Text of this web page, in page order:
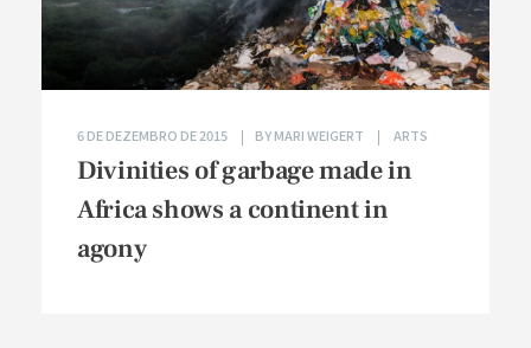
Divinities of garbage made in
Africa shows a continent in
agony
6 DE DEZEMBRO DE 2015 BYMARI WEIGERT ARTS